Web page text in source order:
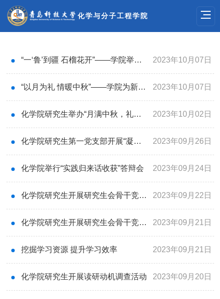
化学与分子工程学院
“一‘鲁’到疆 石榴花开”——学院举办疆籍学子座谈会 2023年10月07日
“以月为礼 情暖中秋”——学院为新生送上暖心中秋节礼物 2023年10月07日
化学院研究生举办“月满中秋，礼赞国庆”中秋国庆双节活动 2023年10月02日
化学院研究生第一党支部开展“凝聚青年力量，书写时代新篇”主题党日活动 2023年09月26日
化学院举行“实践归来话收获”答辩会 2023年09月24日
化学院研究生开展研究生会骨干竞选会议 2023年09月22日
化学院研究生开展研究生会骨干竞选会议 2023年09月21日
挖掘学习资源 提升学习效率 2023年09月21日
化学院研究生开展读研动机调查活动 2023年09月20日